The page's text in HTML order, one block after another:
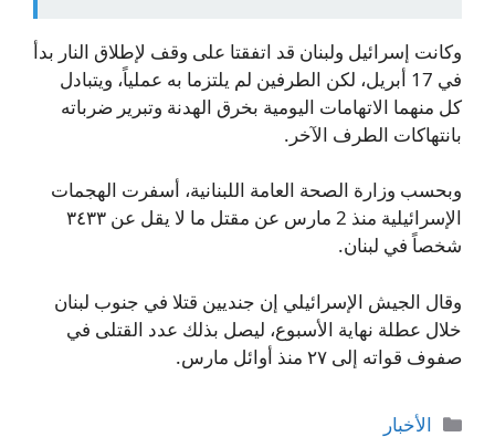
وكانت إسرائيل ولبنان قد اتفقتا على وقف لإطلاق النار بدأ
في 17 أبريل، لكن الطرفين لم يلتزما به عملياً، ويتبادل
كل منهما الاتهامات اليومية بخرق الهدنة وتبرير ضرباته
بانتهاكات الطرف الآخر.
وبحسب وزارة الصحة العامة اللبنانية، أسفرت الهجمات
الإسرائيلية منذ 2 مارس عن مقتل ما لا يقل عن ٣٤٣٣
شخصاً في لبنان.
وقال الجيش الإسرائيلي إن جنديين قتلا في جنوب لبنان
خلال عطلة نهاية الأسبوع، ليصل بذلك عدد القتلى في
صفوف قواته إلى ٢٧ منذ أوائل مارس.
التصنيفات
الأخبار